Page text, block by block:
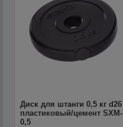
Диск для штанги 0,5 кг d26
пластиковый/цемент SXM-
0,5